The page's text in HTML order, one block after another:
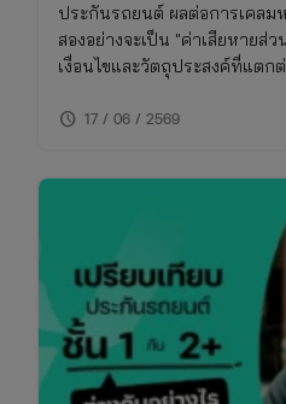
ประกันรถยนต์ ผลต่อการเคลม
สองอย่างจะเป็น "ค่าเสียหายส่
เงื่อนไขและวัตถุประสงค์ที่แตก
ไม่พลาดย้อนหลัง
schedule 17 / 06 / 2569